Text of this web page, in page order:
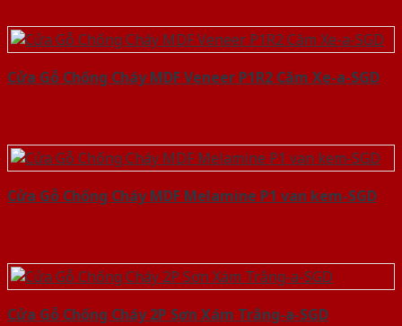
Cửa Gỗ Chống Cháy MDF Veneer P1R2 Căm Xe-a-SGD
Cửa Gỗ Chống Cháy MDF Melamine P1 van kem-SGD
Cửa Gỗ Chống Cháy 2P Sơn Xám Trắng-a-SGD